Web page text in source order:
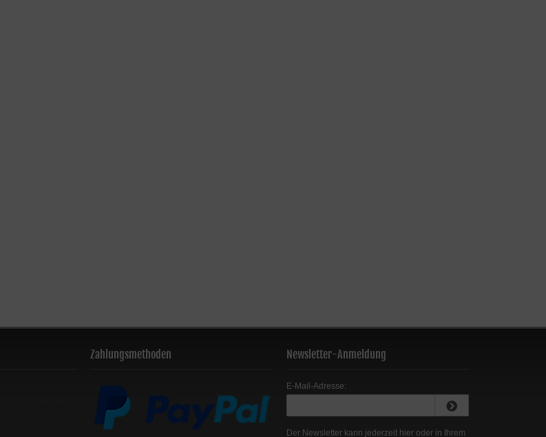
Zahlungsmethoden Newsletter-Anmeldung
E-Mail-Adresse:
Der Newsletter kann jederzeit hier oder in Ihrem